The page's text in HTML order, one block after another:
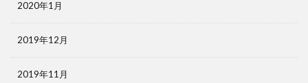
2020年1月
2019年12月
2019年11月